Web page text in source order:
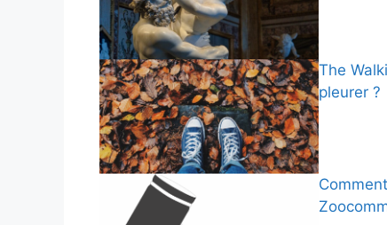
The
pleurer ?